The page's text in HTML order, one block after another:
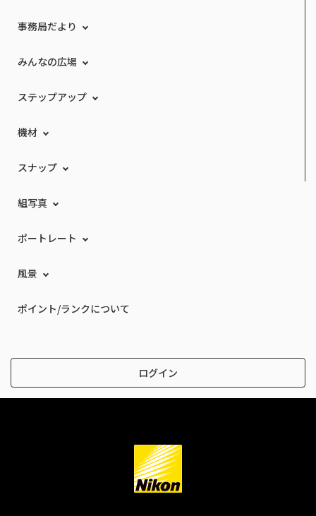
事務局だより
みんなの広場
ステップアップ
機材
スナップ
組写真
ポートレート
風景
ポイント/ランクについて
ログイン